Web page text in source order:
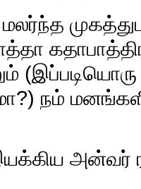
மலர்ந்த
நம்
அன்வர்